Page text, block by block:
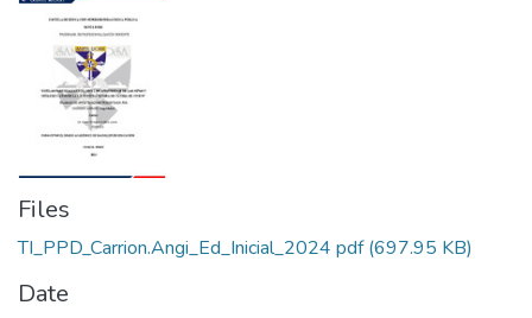
Files
TI_PPD_Carrion.Angi_Ed_Inicial_2024 pdf(697.95 KB)
Date